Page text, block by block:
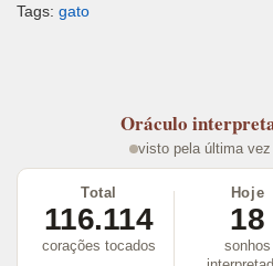
Tags: gato
Oráculo
visto pela última
Total
116.114
corações tocados
Hoje
18
sonhos